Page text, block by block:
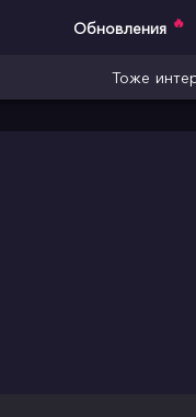
Обновления 🔥
Тоже